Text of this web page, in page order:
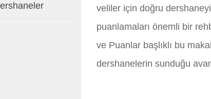
veliler için doğru
puanlamaları önemli bir
ve Puanlar başlıklı bu
dershanelerin sunduğu